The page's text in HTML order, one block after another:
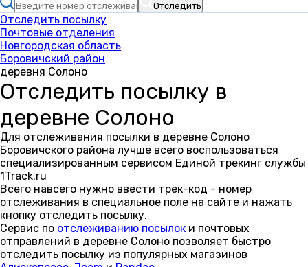
Отследить
Отследить посылку
Почтовые отделения
Новгородская область
Боровичский район
деревня Солоно
Отследить посылку в
деревне Солоно
Для отслеживания посылки в деревне Солоно
Боровичского района лучше всего воспользоваться
специализированным сервисом Единой трекинг службы
1Track.ru
Всего навсего нужно ввести трек-код - номер
отслеживания в специальное поле на сайте и нажать
кнопку отследить посылку.
Сервис по отслеживанию посылок и почтовых
отправлений в деревне Солоно позволяет быстро
отследить посылку из популярных магазинов